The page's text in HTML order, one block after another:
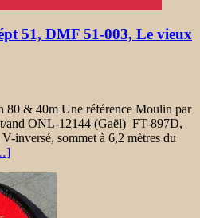
51, DMF 51-003, Le vieux
80 & 40m Une référence Moulin par
ONL-12144 (Gaël) FT-897D,
inversé, sommet à 6,2 mètres du